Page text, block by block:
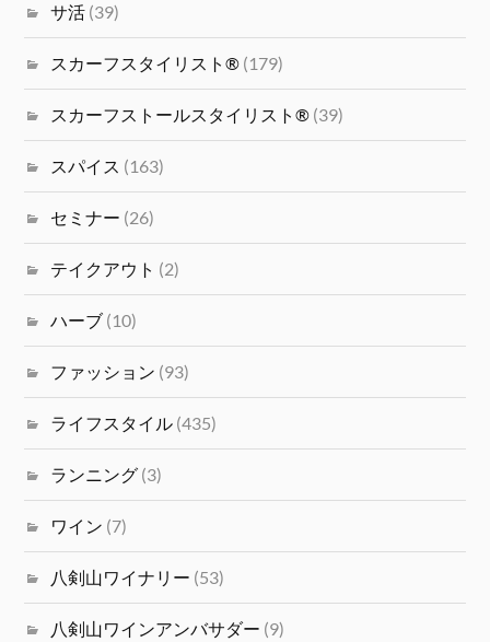
サ活 (39)
スカーフスタイリスト® (179)
スカーフストールスタイリスト® (39)
スパイス (163)
セミナー (26)
テイクアウト (2)
ハーブ (10)
ファッション (93)
ライフスタイル (435)
ランニング (3)
ワイン (7)
八剣山ワイナリー (53)
八剣山ワインアンバサダー (9)